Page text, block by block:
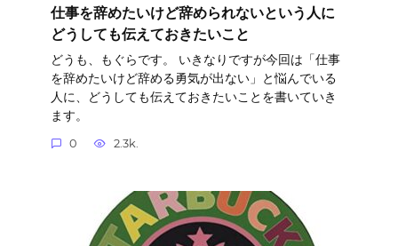
仕事を辞めたいけど辞められないという人に
どうしても伝えておきたいこと
どうも、もぐらです。 いきなりですが今回は「仕事
を辞めたいけど辞める勇気が出ない」と悩んでいる
人に、どうしても伝えておきたいことを書いていき
ます。
0 2.3k.